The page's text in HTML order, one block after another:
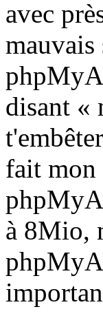
avec
disant «
fait mon
à 8Mio,